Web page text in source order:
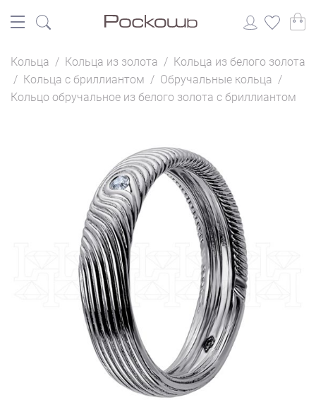
Кольца / Кольца из золота / Кольца из белого золота
/ Кольца с бриллиантом / Обручальные кольца /
Кольцо обручальное из белого золота с бриллиантом